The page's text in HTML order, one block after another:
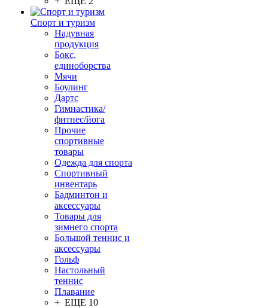
Спорт и туризм
Надувная
продукция
Бокс,
единоборства
Мячи
Боулинг
Дартс
Гимнастика/
фитнес/йога
Прочие
спортивные
товары
Одежда для спорта
Спортивный
инвентарь
Бадминтон и
аксессуары
Товары для
зимнего спорта
Большой теннис и
аксессуары
Гольф
Настольный
теннис
Плавание
+ ЕЩЕ 10